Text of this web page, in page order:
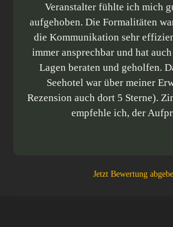
Veranstalter fühlte ich mich
aufgehoben. Die Formalitäten
die Kommunikation sehr
immer ansprechbar und hat
Lagen beraten und geholfen.
Seehotel war über meiner
Rezension auch dort 5 Sterne).
empfehle ich, der
Jetzt Bewertung